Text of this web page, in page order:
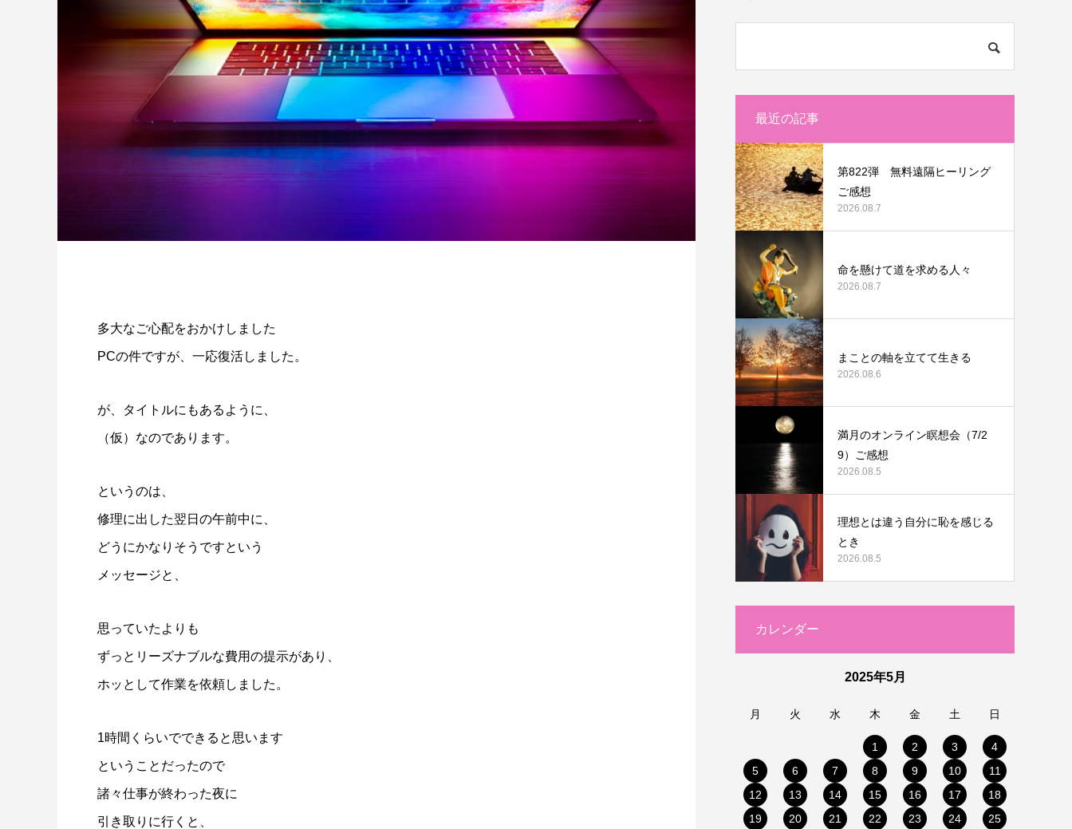
多大なご心配をおかけしました
PCの件ですが、一応復活しました。
が、タイトルにもあるように、
（仮）なのであります。
というのは、
修理に出した翌日の午前中に、
どうにかなりそうですという
メッセージと、
思っていたよりも
ずっとリーズナブルな費用の提示があり、
ホッとして作業を依頼しました。
1時間くらいでできると思います
ということだったので
諸々仕事が終わった夜に
引き取りに行くと、
最近の記事
第822弾 無料遠隔ヒーリング
ご感想
2026.08.7
命を懸けて道を求める人々
2026.08.7
まことの軸を立てて生きる
2026.08.6
満月のオンライン瞑想会（7/2
9）ご感想
2026.08.5
理想とは違う自分に恥を感じる
とき
2026.08.5
カレンダー
2025年5月
月 火 水 木 金 土 日
1 2 3
4
5
6 7 8 9 10
11
12
13 14 15 16 17
18
19
20 21 22 23 24
25